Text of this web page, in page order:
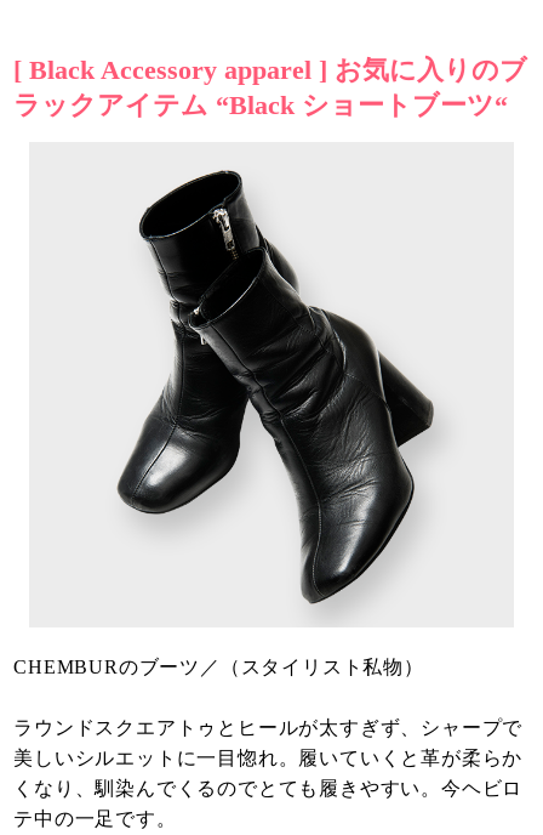
[ Black Accessory apparel ] お気に入りのブ
ラックアイテム “Black ショートブーツ“
CHEMBURのブーツ／（スタイリスト私物）
ラウンドスクエアトゥとヒールが太すぎず、シャープで
美しいシルエットに一目惚れ。履いていくと革が柔らか
くなり、馴染んでくるのでとても履きやすい。今ヘビロ
テ中の一足です。